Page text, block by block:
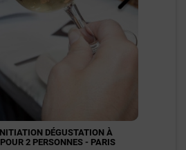
DÉGUSTATION À
2 PERSONNES - PARIS